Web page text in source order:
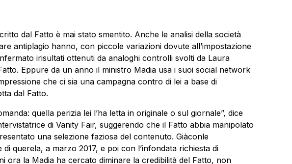
dal Fatto è mai stato smentito. Anche le analisi della società
antiplagio hanno, con piccole variazioni dovute all’impostazione
irisultati ottenuti da analoghi controlli svolti da Laura
Eppure da un anno il ministro Madia usa i suoi social network
che ci sia una campagna contro di lei a base di
dal Fatto.
quella perizia lei l’ha letta in originale o sul giornale”, dice
di Vanity Fair, suggerendo che il Fatto abbia manipolato
una selezione faziosa del contenuto. Giàconle
di querela, a marzo 2017, e poi con l’infondata richiesta di
ora la Madia ha cercato diminare la credibilità del Fatto, non